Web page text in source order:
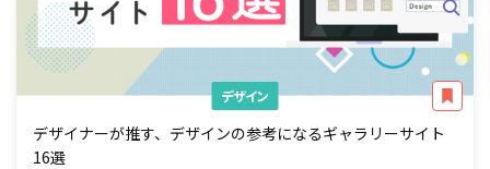
デザイン
デザイナーが推す、デザインの参考になるギャラリーサイト
16選